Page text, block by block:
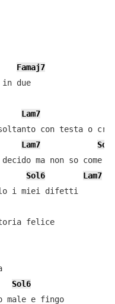
Famaj7
in due
Lam7
Lam7
Poi mi accorgo che se voglio decido ma non so come
Sol6
Lam7
i miei difetti
felice
Sol6
male e fingo